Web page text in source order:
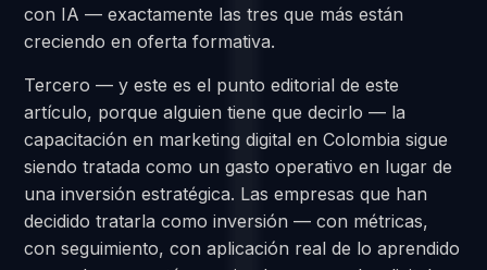
con IA — exactamente las tres que más están
creciendo en oferta formativa.
Tercero — y este es el punto editorial de este
artículo, porque alguien tiene que decirlo — la
capacitación en marketing digital en Colombia sigue
siendo tratada como un gasto operativo en lugar de
una inversión estratégica. Las empresas que han
decidido tratarla como inversión — con métricas,
con seguimiento, con aplicación real de lo aprendido